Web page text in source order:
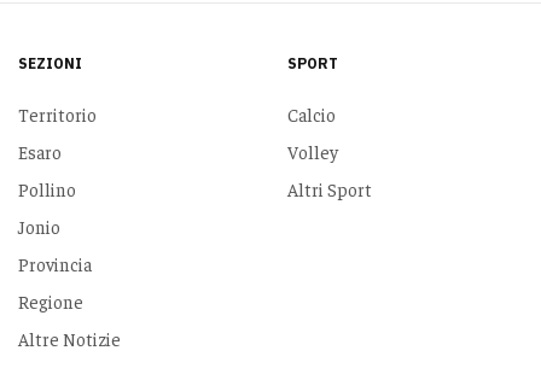
SEZIONI
Territorio
Esaro
Pollino
Jonio
Provincia
Regione
Altre Notizie
SPORT
Calcio
Volley
Altri Sport